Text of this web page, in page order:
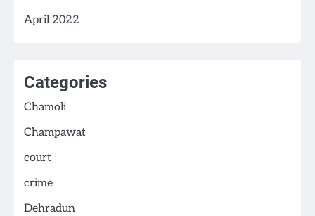
April 2022
Categories
Chamoli
Champawat
court
crime
Dehradun